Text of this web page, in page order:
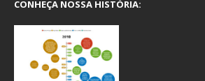
CONHEÇA NOSSA HISTÓRIA: